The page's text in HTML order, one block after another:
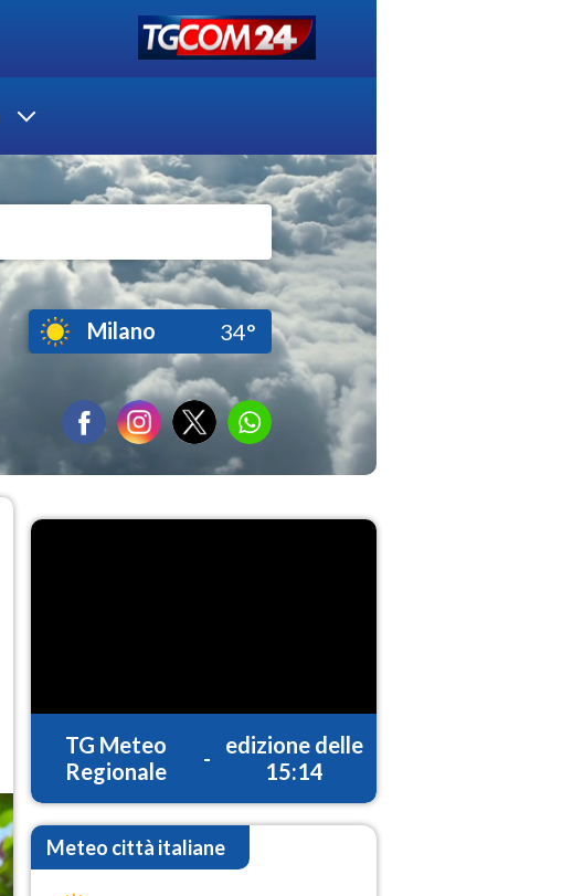
Milano 34°
TG Meteo
Regionale
-
edizione delle
15:14
Meteo città italiane